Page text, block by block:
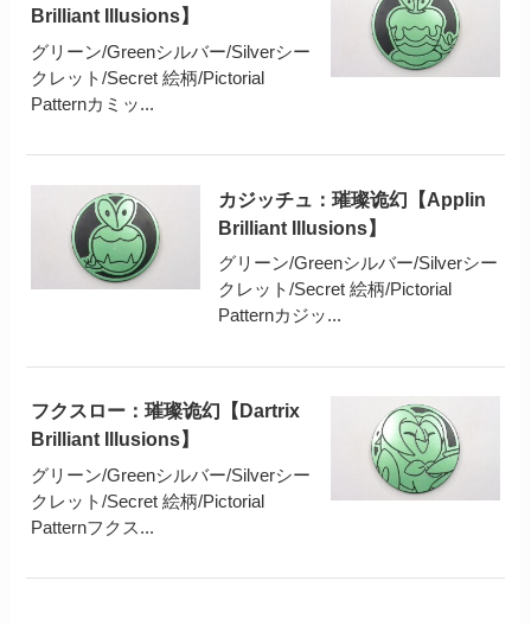
Brilliant Illusions】
グリーン/Greenシルバー/Silverシー
クレット/Secret 絵柄/Pictorial
Patternカミッ...
カジッチュ：璀璨诡幻【Applin
Brilliant Illusions】
グリーン/Greenシルバー/Silverシー
クレット/Secret 絵柄/Pictorial
Patternカジッ...
フクスロー：璀璨诡幻【Dartrix
Brilliant Illusions】
グリーン/Greenシルバー/Silverシー
クレット/Secret 絵柄/Pictorial
Patternフクス...